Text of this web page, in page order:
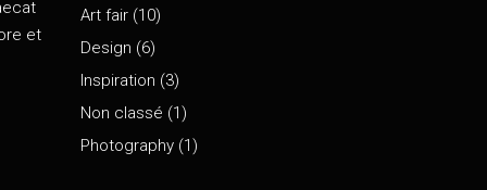
et
Art fair(10)
Design (6)
Inspiration (3)
Non classé (1)
Photography(1)